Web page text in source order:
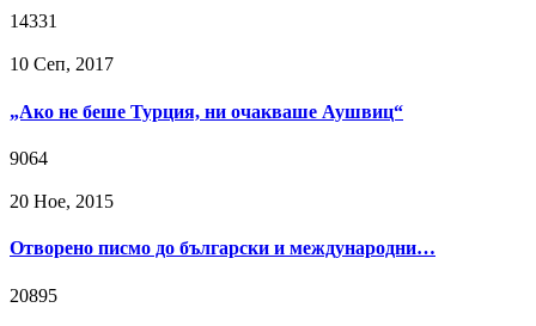
14331
10 Сeп, 2017
„Ако не беше Турция, ни очакваше Аушвиц“
9064
20 Ное, 2015
Отворено писмо до български и международни…
20895